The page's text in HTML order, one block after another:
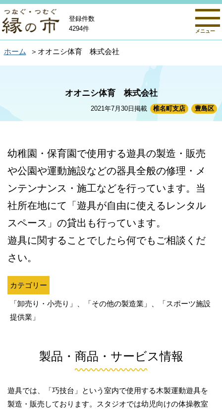
メニュー
登録件数
4294件
ホーム オオニシ体育 株式会社
2021年7月30日掲載 椎名町支店 豊島区
オオニシ体育 株式会社
幼稚園・保育園で使用する遊具の製造・販売
や公園や運動施設などの器具全般の修理・メ
ンテンナンス・施工などを行っています。当
社所在地にて「遊具が自由に使えるレンタル
スペース」の貸出も行っています。
遊具に関することでしたら何でもご相談くだ
さい。
カテゴリー
「卸売り・小売り」、「その他の製造業」、「スポーツ施設
提供業」
製品・商品・サービス情報
遊具では、「巧技台」という室内で使用する木製運動遊具を
製造・販売しております。スタジオでは幼児向けの体操教室